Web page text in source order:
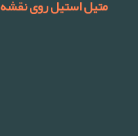
متیل استیل روی نقشه